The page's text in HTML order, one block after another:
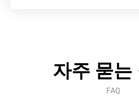
자주 묻는
FAQ